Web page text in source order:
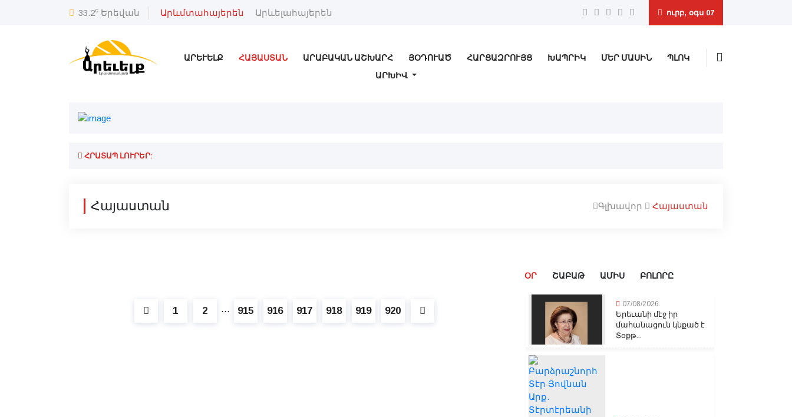
33.2c Երեվան Արևմտահայերեն Արևելահայերեն ուրբ, օգս 07
ԱՐԵՒԵԼՔ ՀԱՅԱՍՏԱՆ ԱՐԱԲԱԿԱՆ ԱՇԽԱՐՀ ՅՕԴՈՒԱԾ ՀԱՐՑԱԶՐՈՒՅՑ ԽԱՊՐԻԿ ՄԵՐ ՄԱՍԻՆ
ՊԼՈԿ
ԱՐԽԻՎ
ՀՐԱՏԱՊ ԼՈՒՐԵՐ:
Հայաստան Գլխավոր Հայաստան
1 2 ⋯ 915 916 917 918 919 920
ՕՐ ՇԱԲԱԹ ԱՄԻՍ ԲՈԼՈՐԸ
07/08/2026
Երեւանի մէջ իր
մահանացուն կնքած է
Տօքթ...